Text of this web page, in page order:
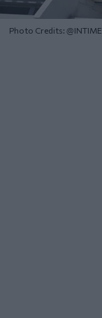
Photo Credits: @INTIME